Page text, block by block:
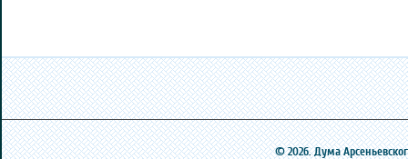
© 2026. Дума